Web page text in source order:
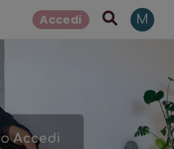
Accedi M
oAccedi